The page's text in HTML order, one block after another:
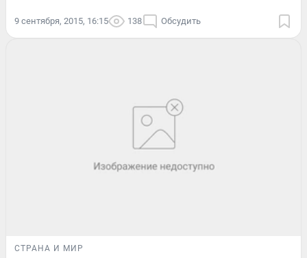
9 сентября, 2015, 16:15 138 Обсудить
СТРАНА И МИР